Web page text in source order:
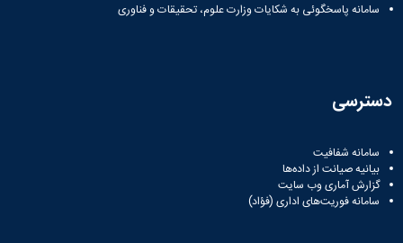
سامانه پاسخگوئی به شکایات وزارت علوم، تحقیقات و فناوری
دسترسی
سامانه شفافیت
بیانیه صیانت از داده‌ها
گزارش آماری وب‌ سایت
سامانه فوریت‌های اداری (فؤاد)